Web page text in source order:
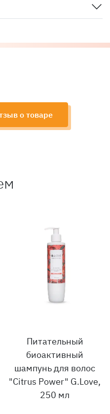
о товаре
Питательный
биоактивный
шампунь для волос
"Citrus Power" G.Love,
250 мл